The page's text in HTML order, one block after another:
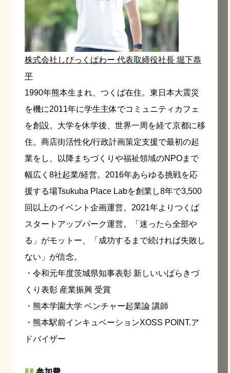
株式会社しびっくぱわー 代表取締役社長 堀下恭
平
1990年熊本生まれ、つくば在住。東日本大震災
を機に2011年に学生主体でコミュニティカフェ
を創設。大学を休学後、世界一周を経て京都に移
住。商店街活性化/行政計画策定支援で最初の起
業をし、以降まちづくりや福祉領域のNPOまで
幅広く8社起業/経営。2016年あらゆる挑戦を応
援する場Tsukuba Place Labを創業し8年で3,500
回以上のイベント企画運営。2021年よりつくば
スタートアップパーク運営。「迷ったら全部や
る」がモットー、「成功するまで続ければ失敗し
ない」が信念。
・令和元年度茨城県知事表彰 新しいいばらきづ
くり表彰 産業振興 受賞
・熊本学園大学 ベンチャー起業論 講師
・熊本駅前インキュベーションXOSS POINT.ア
ドバイザー